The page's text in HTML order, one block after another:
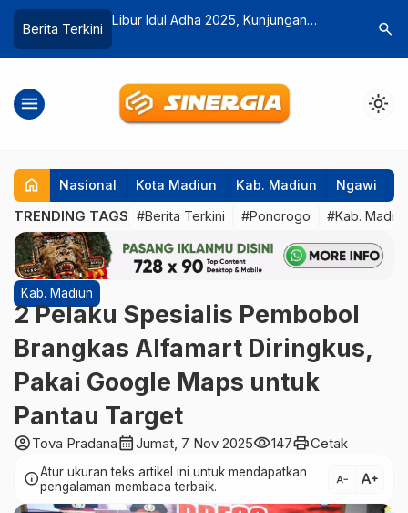
Berita Terkini
Libur Idul Adha 2025, Kunjungan
Tembus 24 Ribu Orang
Ujung
search
menu light_mode
home Nasional Kota Madiun Kab. Madiun Ngawi
TRENDING TAGS #Berita Terkini #Ponorogo #Kab. Madiun
Kab. Madiun
2 Pelaku Spesialis Pembobol
Brangkas Alfamart Diringkus,
Pakai Google Maps untuk
Pantau Target
account_circleTova Pradanacalendar_monthJumat, 7 Nov 2025visibility147printCetak
infoAtur ukuran teks artikel ini untuk mendapatkan
pengalaman membaca terbaik.
text_decrease text_increase